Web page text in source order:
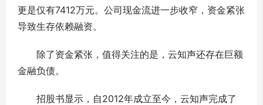
更是仅有7412万元。公司现金流进一步收窄，资金紧张
导致生存依赖融资。
除了资金紧张，值得关注的是，云知声还存在巨额
金融负债。
招股书显示，自2012年成立至今，云知声完成了